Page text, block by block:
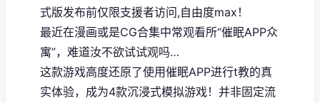
式版发布前仅限支援者访问,自由度max！
最近在漫画或是CG合集中常观看所“催眠APP众
寓”，难道汝不欲试试观吗…
这款游戏高度还原了使用催眠APP进行t教的真
实体验，成为4款沉浸式模拟游戏！并非固定流